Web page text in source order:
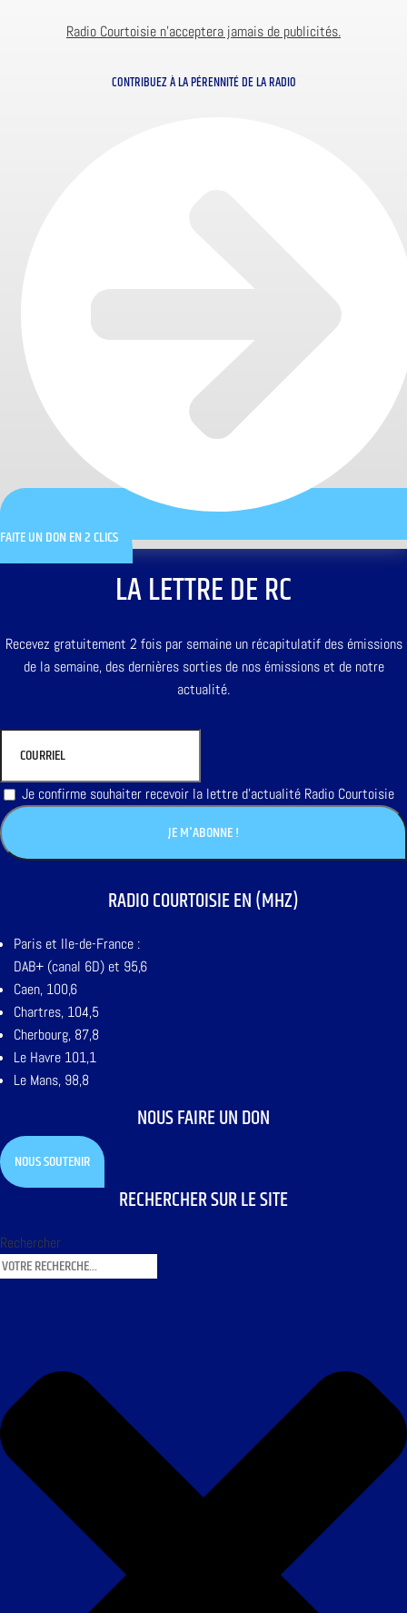
Radio Courtoisie n’acceptera jamais de publicités.
CONTRIBUEZ À LA PÉRENNITÉ DE LA RADIO
FAITE UN DON EN 2 CLICS
LA LETTRE DE RC
Recevez gratuitement 2 fois par semaine un récapitulatif des émissions
de la semaine, des dernières sorties de nos émissions et de notre
actualité.
Je confirme souhaiter recevoir la lettre d'actualité Radio Courtoisie
RADIO COURTOISIE EN (MHZ)
Paris et Ile-de-France :
DAB+ (canal 6D) et 95,6
Caen, 100,6
Chartres, 104,5
Cherbourg, 87,8
Le Havre 101,1
Le Mans, 98,8
NOUS FAIRE UN DON
NOUS SOUTENIR
RECHERCHER SUR LE SITE
Rechercher